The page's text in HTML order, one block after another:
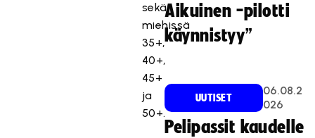
sekä
miehissä
35+,
40+,
45+
ja
50+.
Aikuinen -pilotti
käynnistyy”
UUTISET
06.08.2
026
Pelipassit kaudelle